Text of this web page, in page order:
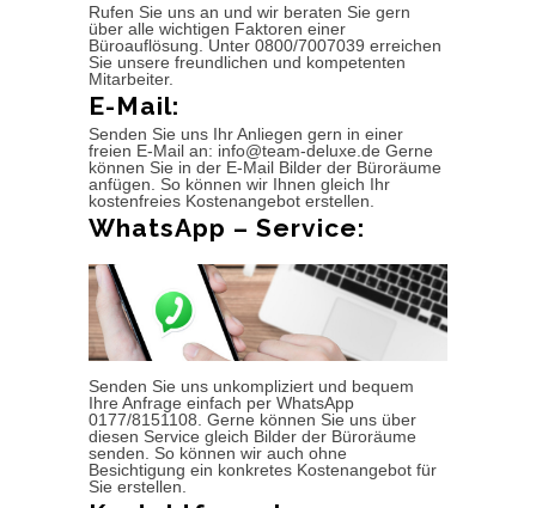
Rufen Sie uns an und wir beraten Sie gern
über alle wichtigen Faktoren einer
Büroauflösung. Unter 0800/7007039 erreichen
Sie unsere freundlichen und kompetenten
Mitarbeiter.
E-Mail:
Senden Sie uns Ihr Anliegen gern in einer
freien E-Mail an: info@team-deluxe.de Gerne
können Sie in der E-Mail Bilder der Büroräume
anfügen. So können wir Ihnen gleich Ihr
kostenfreies Kostenangebot erstellen.
WhatsApp – Service:
Senden Sie uns unkompliziert und bequem
Ihre Anfrage einfach per WhatsApp
0177/8151108. Gerne können Sie uns über
diesen Service gleich Bilder der Büroräume
senden. So können wir auch ohne
Besichtigung ein konkretes Kostenangebot für
Sie erstellen.